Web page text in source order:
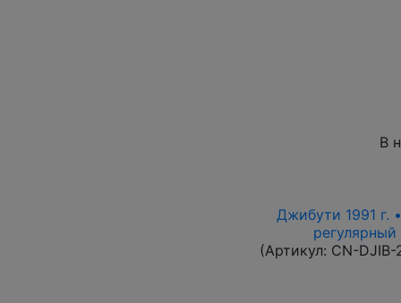
В
Джибути 1991 г.
(Артикул: CN-DJIB-